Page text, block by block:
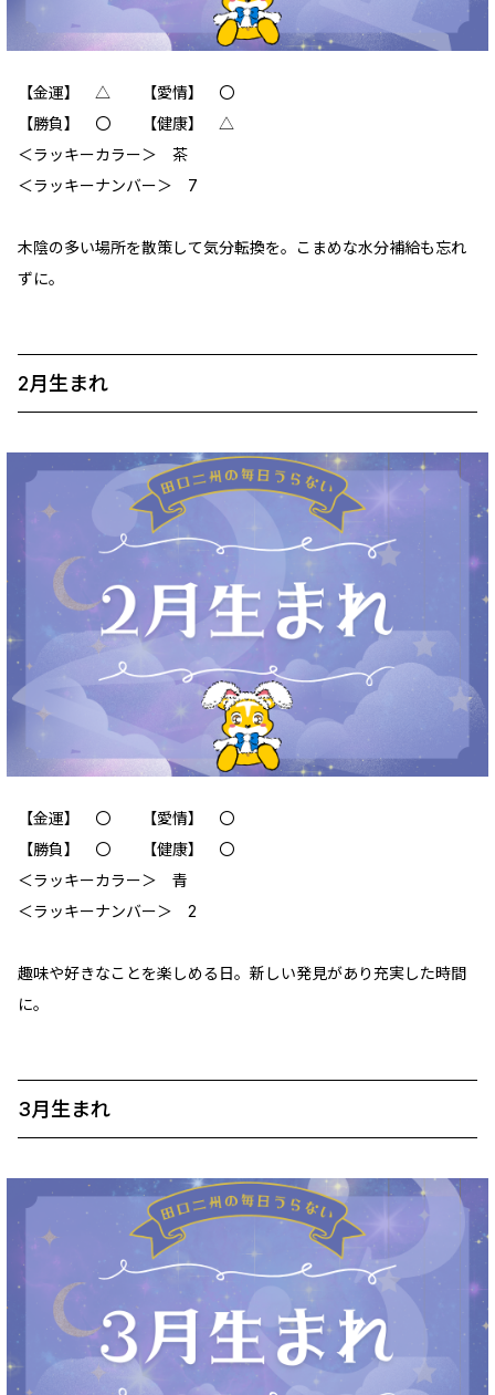
【金運】 △ 【愛情】 〇
【勝負】 〇 【健康】 △
＜ラッキーカラー＞ 茶
＜ラッキーナンバー＞ 7
木陰の多い場所を散策して気分転換を。こまめな水分補給も忘れ
ずに。
2月生まれ
【金運】 〇 【愛情】 〇
【勝負】 〇 【健康】 〇
＜ラッキーカラー＞ 青
＜ラッキーナンバー＞ 2
趣味や好きなことを楽しめる日。新しい発見があり充実した時間
に。
3月生まれ